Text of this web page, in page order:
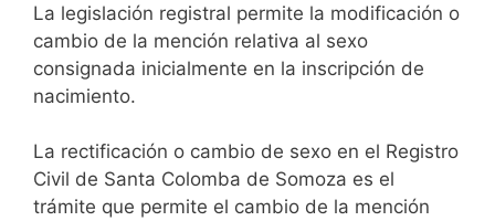
La legislación registral permite la modificación o
cambio de la mención relativa al sexo
consignada inicialmente en la inscripción de
nacimiento.
La rectificación o cambio de sexo en el Registro
Civil de Santa Colomba de Somoza es el
trámite que permite el cambio de la mención